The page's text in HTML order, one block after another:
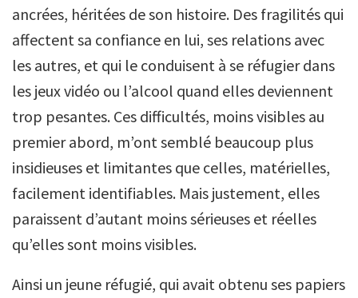
ancrées, héritées de son histoire. Des fragilités qui
affectent sa confiance en lui, ses relations avec
les autres, et qui le conduisent à se réfugier dans
les jeux vidéo ou l’alcool quand elles deviennent
trop pesantes. Ces difficultés, moins visibles au
premier abord, m’ont semblé beaucoup plus
insidieuses et limitantes que celles, matérielles,
facilement identifiables. Mais justement, elles
paraissent d’autant moins sérieuses et réelles
qu’elles sont moins visibles.
Ainsi un jeune réfugié, qui avait obtenu ses papiers